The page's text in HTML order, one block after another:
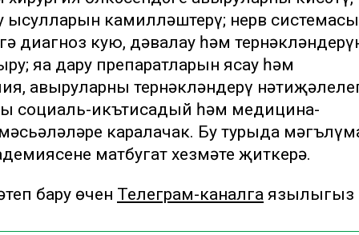
ысулларын камилләштерү; нерв системасы
диагноз кую, дәвалау һәм
яңа дару препаратларын ясау һәм
авыруларны тернәкләндерү
социаль-икътисадый һәм медицина-
каралачак. Бу турыда
матбугат хезмәте җиткерә.
бару өчен Телеграм-каналга язылыгыз